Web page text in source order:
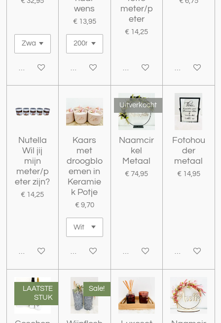
Bekijk details
wens
€ 13,95
Bekijk details
meter/p
eter
€ 14,25
Bekijk details Bekijk details
Nutella
Wil jij
mijn
meter/p
eter zijn?
€ 14,25
Bekijk details
Kaars
met
droogblo
emen in
Keramie
k Potje
€ 9,70
Bekijk details
Uitverkocht
Naamcir
kel
Metaal
€ 74,95
Houd mij op de hoogte
Fotohou
der
metaal
€ 14,95
Bekijk details
LAATSTE
STUK
Sale!